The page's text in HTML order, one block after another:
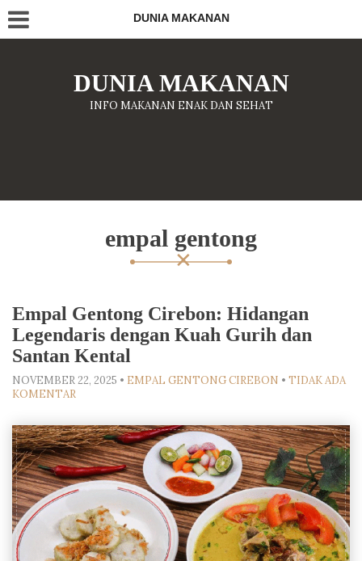
DUNIA MAKANAN
DUNIA MAKANAN
INFO MAKANAN ENAK DAN SEHAT
empal gentong
Empal Gentong Cirebon: Hidangan
Legendaris dengan Kuah Gurih dan
Santan Kental
NOVEMBER 22, 2025 • EMPAL GENTONG CIREBON • TIDAK ADA
KOMENTAR